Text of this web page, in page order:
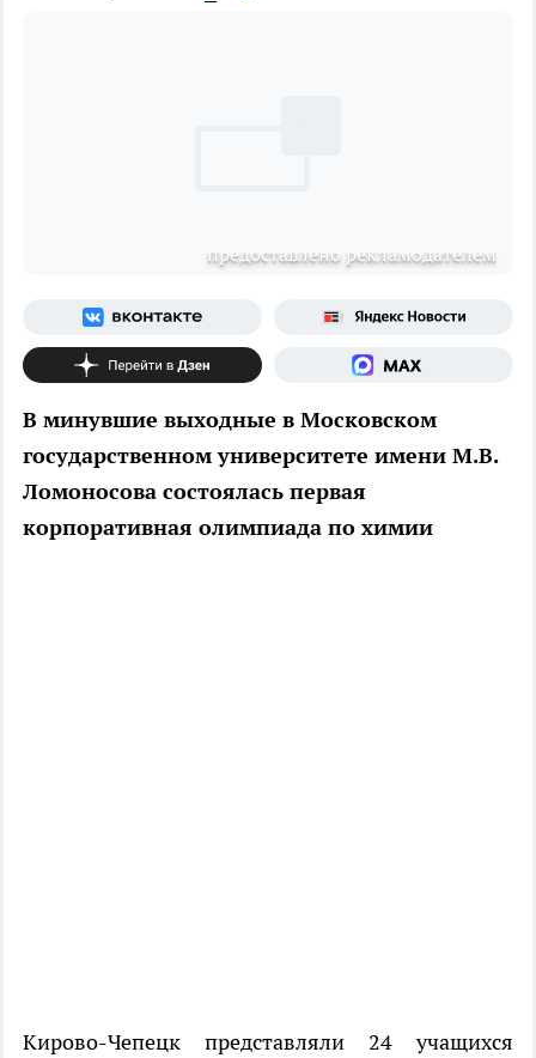
предоставлено рекламодателем
В минувшие выходные в Московском
государственном университете имени М.В.
Ломоносова состоялась первая
корпоративная олимпиада по химии
Кирово-Чепецк представляли 24 учащихся